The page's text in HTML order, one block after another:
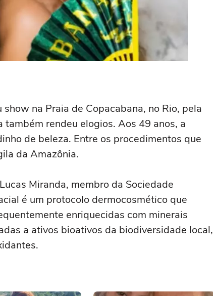
na Praia de Copacabana, no Rio, pela
rendeu elogios. Aos 49 anos, a
de beleza. Entre os procedimentos que
da Amazônia.
Miranda, membro da Sociedade
é um protocolo dermocosmético que
enriquecidas com minerais
a ativos bioativos da biodiversidade local,